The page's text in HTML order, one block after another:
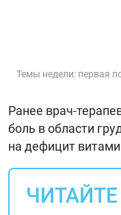
Темы недели: первая
Ранее врач-
боль в области
на дефицит